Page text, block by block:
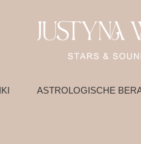
ASTROLOGISCHE